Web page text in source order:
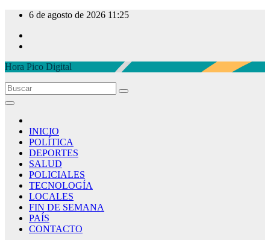
contenido
6 de agosto de 2026 11:25
Hora Pico Digital
INICIO
POLÍTICA
DEPORTES
SALUD
POLICIALES
TECNOLOGÍA
LOCALES
FIN DE SEMANA
PAÍS
CONTACTO